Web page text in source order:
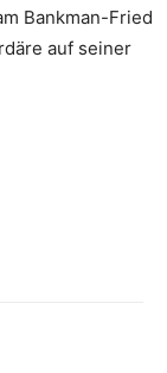
Bankman-Fried
auf seiner